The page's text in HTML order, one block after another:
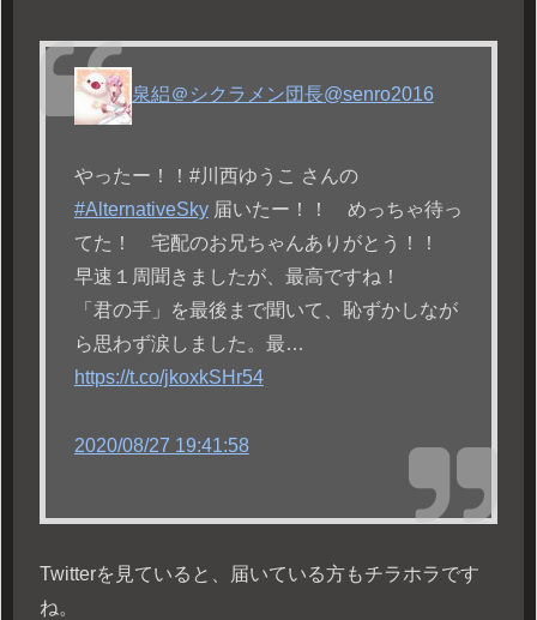
泉絽＠シクラメン団長@senro2016
やったー！！#川西ゆうこ さんの
#AlternativeSky届いたー！！ めっちゃ待っ
てた！ 宅配のお兄ちゃんありがとう！！
早速１周聞きましたが、最高ですね！
「君の手」を最後まで聞いて、恥ずかしなが
ら思わず涙しました。最…
https://t.co/jkoxkSHr54
2020/08/27 19:41:58
Twitterを見ていると、届いている方もチラホラです
ね。